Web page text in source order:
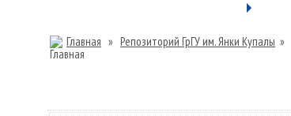
Главная » Репозиторий ГрГУ им. Янки Купалы »